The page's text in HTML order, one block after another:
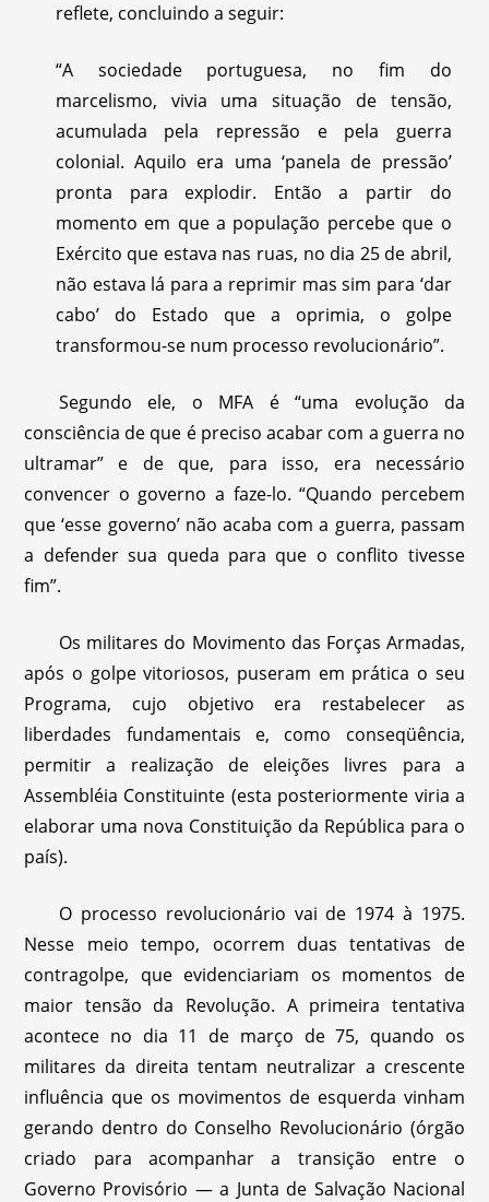
reflete, concluindo a seguir:
“A sociedade portuguesa, no fim do
marcelismo, vivia uma situação de tensão,
acumulada pela repressão e pela guerra
colonial. Aquilo era uma ‘panela de pressão’
pronta para explodir. Então a partir do
momento em que a população percebe que o
Exército que estava nas ruas, no dia 25 de abril,
não estava lá para a reprimir mas sim para ‘dar
cabo’ do Estado que a oprimia, o golpe
transformou-se num processo revolucionário”.
Segundo ele, o MFA é “uma evolução da
consciência de que é preciso acabar com a guerra no
ultramar” e de que, para isso, era necessário
convencer o governo a faze-lo. “Quando percebem
que ‘esse governo’ não acaba com a guerra, passam
a defender sua queda para que o conflito tivesse
fim”.
Os militares do Movimento das Forças Armadas,
após o golpe vitoriosos, puseram em prática o seu
Programa, cujo objetivo era restabelecer as
liberdades fundamentais e, como conseqüência,
permitir a realização de eleições livres para a
Assembléia Constituinte (esta posteriormente viria a
elaborar uma nova Constituição da República para o
país).
O processo revolucionário vai de 1974 à 1975.
Nesse meio tempo, ocorrem duas tentativas de
contragolpe, que evidenciariam os momentos de
maior tensão da Revolução. A primeira tentativa
acontece no dia 11 de março de 75, quando os
militares da direita tentam neutralizar a crescente
influência que os movimentos de esquerda vinham
gerando dentro do Conselho Revolucionário (órgão
criado para acompanhar a transição entre o
Governo Provisório — a Junta de Salvação Nacional